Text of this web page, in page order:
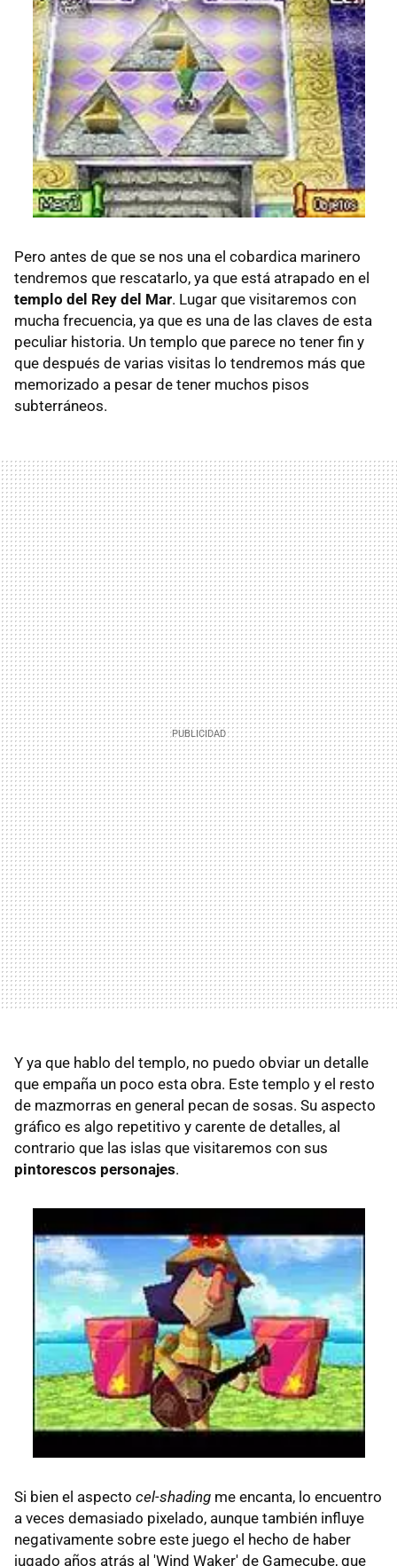
Pero antes de que se nos una el cobardica marinero
tendremos que rescatarlo, ya que está atrapado en el
templo del Rey del Mar. Lugar que visitaremos con
mucha frecuencia, ya que es una de las claves de esta
peculiar historia. Un templo que parece no tener fin y
que después de varias visitas lo tendremos más que
memorizado a pesar de tener muchos pisos
subterráneos.
Y ya que hablo del templo, no puedo obviar un detalle
que empaña un poco esta obra. Este templo y el resto
de mazmorras en general pecan de sosas. Su aspecto
gráfico es algo repetitivo y carente de detalles, al
contrario que las islas que visitaremos con sus
pintorescos personajes.
Si bien el aspecto cel-shading me encanta, lo encuentro
a veces demasiado pixelado, aunque también influye
negativamente sobre este juego el hecho de haber
jugado años atrás al 'Wind Waker' de Gamecube, que